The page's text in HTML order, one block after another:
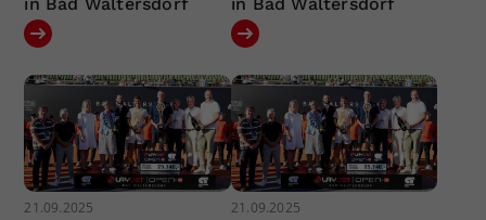
21.09.2025 21.09.2025